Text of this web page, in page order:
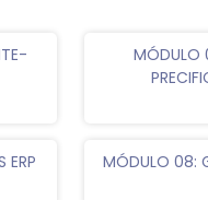
MÓDULO
ERP
MÓDULO 08: